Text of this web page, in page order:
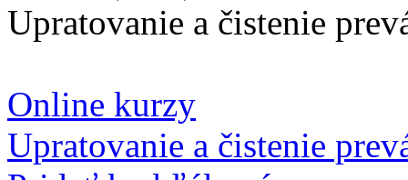
Upratovanie a čistenie
Online kurzy
Upratovanie a čistenie